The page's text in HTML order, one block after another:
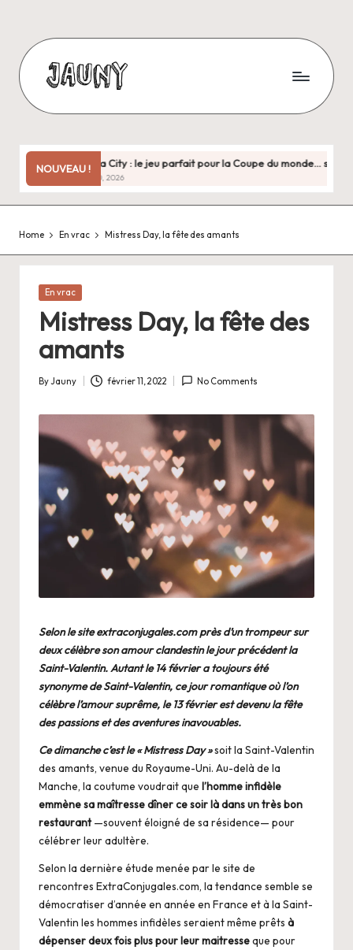
content
J
u
n
.
f
r
NOUVEAU !
Copa City : le jeu parfait pour la Coupe du monde… sauf quand
Home En vrac Mistress Day, la fête des amants
Posted
En vrac
Mistress Day, la fête des
amants
Posted
ByJauny février 11, 2022 No Comments
Selon le site extraconjugales.comprès d’un trompeur sur
deux célèbre son amour clandestin le jour précédent la
Saint-Valentin.Autant le 14 février a toujours été
synonyme de Saint-Valentin, ce jour romantique où l’on
célèbre l’amour suprême, le 13 février est devenu la fête
des passions et des aventures inavouables.
Ce dimanche c’est le « Mistress Day »soit la Saint-Valentin
des amants, venue du Royaume-Uni. Au-delà de la
Manche, la coutume voudrait que l’homme infidèle
emmène sa maîtresse dîner ce soir là dans un très bon
restaurant—souvent éloigné de sa résidence— pour
célébrer leur adultère.
Selon la dernière étude menée par le site de
rencontres ExtraConjugales.com, la tendance semble se
démocratiser d’année en année en France et à la Saint-
Valentin les hommes infidèles seraient même prêts à
dépenser deux fois plus pour leur maitresseque pour